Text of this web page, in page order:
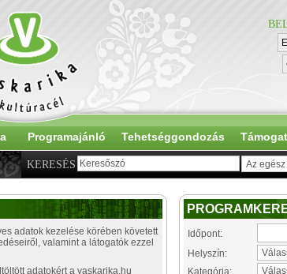
Programajánló Tehetséggondozás
KERESÉS
adatok kezelése körében követett
valamint a látogatók ezzel
adatokért a vaskarika.hu
Időpont:
Helyszín:
Kategória: